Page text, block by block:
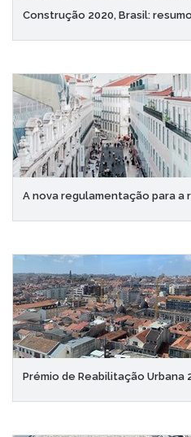
Construção 2020, Brasil:
A nova regulamentação para a
Prémio de Reabilitação Urbana